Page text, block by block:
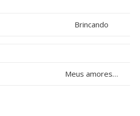
Brincando
Meus amores…